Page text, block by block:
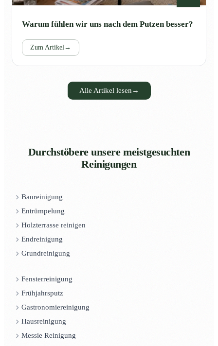
Warum fühlen wir uns nach dem Putzen besser?
Zum Artikel→
Alle Artikel lesen →
Durchstöbere unsere meistgesuchten
Reinigungen
Baureinigung
Entrümpelung
Holzterrasse reinigen
Endreinigung
Grundreinigung
Fensterreinigung
Frühjahrsputz
Gastronomiereinigung
Hausreinigung
Messie Reinigung